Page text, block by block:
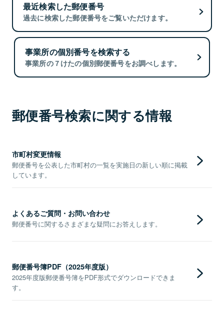
最近検索した郵便番号
過去に検索した郵便番号をご覧いただけます。
事業所の個別番号を検索する
事業所の７けたの個別郵便番号をお調べします。
郵便番号検索に関する情報
市町村変更情報
郵便番号を公表した市町村の一覧を実施日の新しい順に掲載
しています。
よくあるご質問・お問い合わせ
郵便番号に関するさまざまな疑問にお答えします。
郵便番号簿PDF（2025年度版）
2025年度版郵便番号簿をPDF形式でダウンロードできま
す。